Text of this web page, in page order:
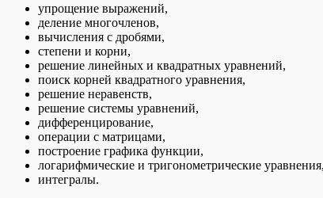
упрощение выражений,
деление многочленов,
вычисления с дробями,
степени и корни,
решение линейных и квадратных уравнений,
поиск корней квадратного уравнения,
решение неравенств,
решение системы уравнений,
дифференцирование,
операции с матрицами,
построение графика функции,
логарифмические и тригонометрические
интегралы.